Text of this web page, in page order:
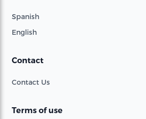
Spanish
English
Contact
Contact Us
Terms of use